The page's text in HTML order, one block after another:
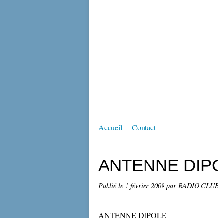
Accueil Contact
ANTENNE
Publié le 1 février 2009 par RADIO
ANTENNE DIPOLE